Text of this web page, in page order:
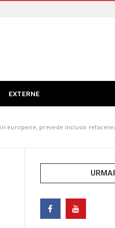
EXTERNE
europene, prevede inclusiv